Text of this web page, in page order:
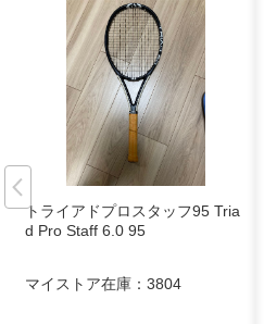
トライアドプロスタッフ95 Tria
d Pro Staff 6.0 95
マイストア在庫： 3804